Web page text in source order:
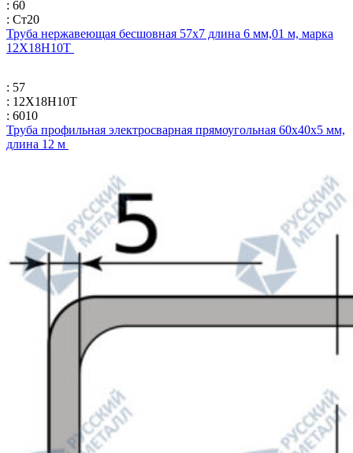
: 60
: Ст20
Труба нержавеющая бесшовная 57х7 длина 6 мм,01 м, марка
12Х18Н10Т
: 57
: 12Х18Н10Т
: 6010
Труба профильная электросварная прямоугольная 60х40х5 мм,
длина 12 м